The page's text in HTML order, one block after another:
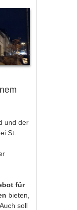
und der
St.
für
bieten,
soll